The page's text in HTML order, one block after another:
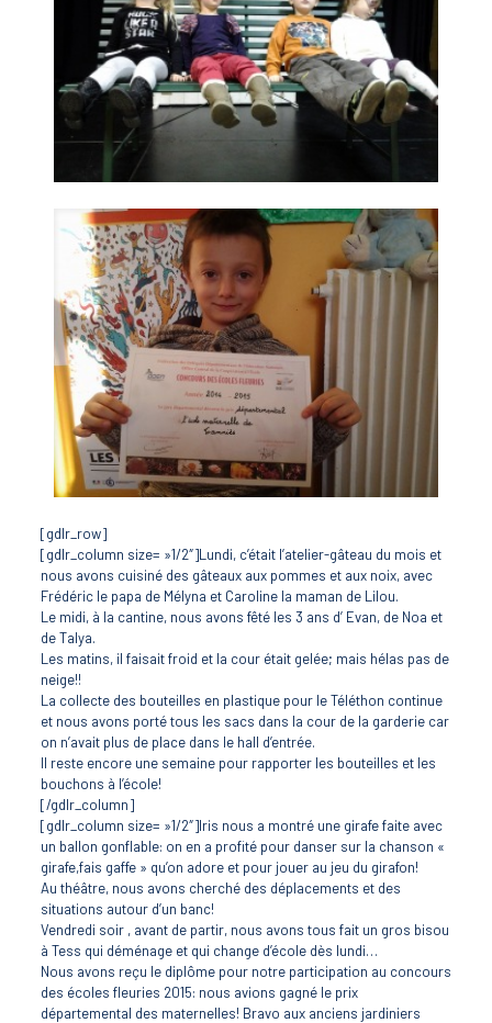
[gdlr_row]
[gdlr_column size= »1/2″]Lundi, c’était l’atelier-gâteau du mois et
nous avons cuisiné des gâteaux aux pommes et aux noix, avec
Frédéric le papa de Mélyna et Caroline la maman de Lilou.
Le midi, à la cantine, nous avons fêté les 3 ans d’ Evan, de Noa et
de Talya.
Les matins, il faisait froid et la cour était gelée; mais hélas pas de
neige!!
La collecte des bouteilles en plastique pour le Téléthon continue
et nous avons porté tous les sacs dans la cour de la garderie car
on n’avait plus de place dans le hall d’entrée.
Il reste encore une semaine pour rapporter les bouteilles et les
bouchons à l’école!
[/gdlr_column]
[gdlr_column size= »1/2″]Iris nous a montré une girafe faite avec
un ballon gonflable: on en a profité pour danser sur la chanson «
girafe,fais gaffe » qu’on adore et pour jouer au jeu du girafon!
Au théâtre, nous avons cherché des déplacements et des
situations autour d’un banc!
Vendredi soir , avant de partir, nous avons tous fait un gros bisou
à Tess qui déménage et qui change d’école dès lundi…
Nous avons reçu le diplôme pour notre participation au concours
des écoles fleuries 2015: nous avions gagné le prix
départemental des maternelles! Bravo aux anciens jardiniers